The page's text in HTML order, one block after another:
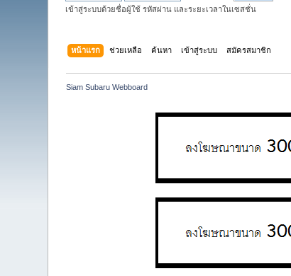
เข้าสู่ระบบด้วยชื่อผู้ใช้ รหัสผ่าน และระยะเวลาในเซสชั่น
หน้าแรก ช่วยเหลือ ค้นหา เข้าสู่ระบบ สมัครสมาชิก
Siam Subaru Webboard